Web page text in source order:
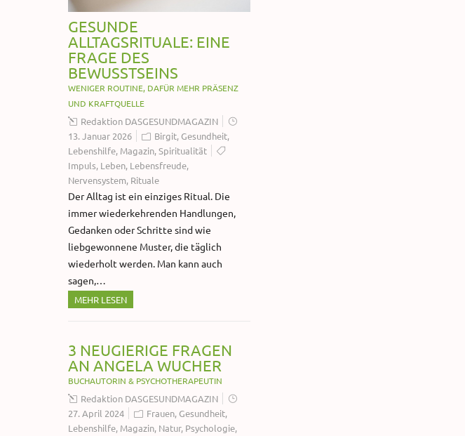
GESUNDE
ALLTAGSRITUALE: EINE
FRAGE DES
BEWUSSTSEINS
WENIGER ROUTINE, DAFÜR MEHR PRÄSENZ
UND KRAFTQUELLE
Redaktion DASGESUNDMAGAZIN
13. Januar 2026
Birgit,Gesundheit,
Lebenshilfe, Magazin,Spiritualität
Impuls, Leben, Lebensfreude,
Nervensystem, Rituale
Der Alltag ist ein einziges Ritual. Die
immer wiederkehrenden Handlungen,
Gedanken oder Schritte sind wie
liebgewonnene Muster, die täglich
wiederholt werden. Man kann auch
sagen,…
MEHR LESEN
3 NEUGIERIGE FRAGEN
AN ANGELA WUCHER
BUCHAUTORIN & PSYCHOTHERAPEUTIN
Redaktion DASGESUNDMAGAZIN
27. April 2024
Frauen,Gesundheit,
Lebenshilfe, Magazin, Natur, Psychologie,